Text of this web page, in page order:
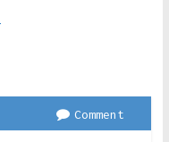
Comment